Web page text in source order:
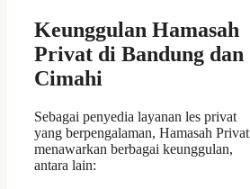
Keunggulan Hamasah
Privat di Bandung dan
Cimahi
Sebagai penyedia layanan les privat
yang berpengalaman, Hamasah Privat
menawarkan berbagai keunggulan,
antara lain: